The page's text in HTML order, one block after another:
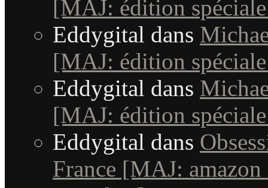
[MAJ: édition
Eddygital dans
[MAJ: édition
Eddygital dans
[MAJ: édition
Eddygital dans
France [MAJ: